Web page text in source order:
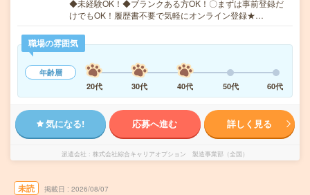
◆未経験OK！◆ブランクある方OK！〇まずは事前登録だ
けでもOK！履歴書不要で気軽にオンライン登録★…
職場の雰囲気
年齢層
20代
30代 40代 50代 60代
気になる! 応募へ進む 詳しく見る
派遣会社 株式会社綜合キャリアオプション 製造事業部（全国）
未読 掲載日 2026/08/07